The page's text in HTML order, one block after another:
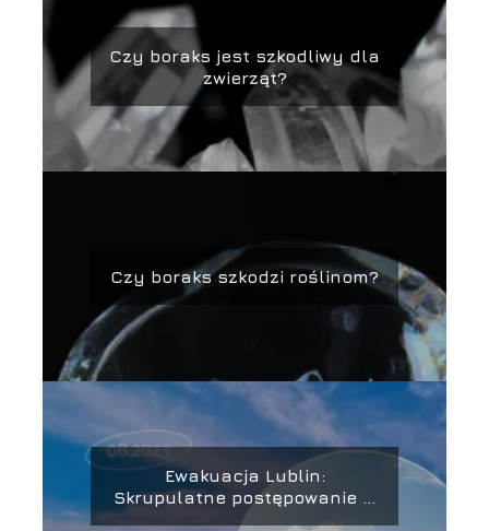
Czy boraks jest szkodliwy dla
zwierząt?
Czy boraks szkodzi roślinom?
Ewakuacja Lublin:
Skrupulatne postępowanie w
obliczu zagrożenia